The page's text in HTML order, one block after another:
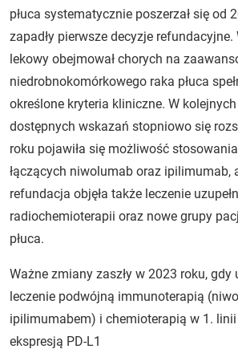
płuca systematycznie poszerzał się od
zapadły pierwsze decyzje
lekowy obejmował chorych na
niedrobnokomórkowego raka płuca
określone kryteria kliniczne. W
dostępnych wskazań stopniowo się
roku pojawiła się możliwość
łączących niwolumab oraz ipilimumab,
refundacja objęła także leczenie
radiochemioterapii oraz nowe grupy
płuca.
Ważne zmiany zaszły w 2023 roku,
leczenie podwójną immunoterapią
ipilimumabem) i chemioterapią w 1.
ekspresją PD-L1